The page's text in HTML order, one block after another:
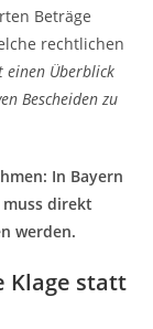
Beträge
rechtlichen
einen Überblick
Bescheiden zu
In Bayern
direkt
werden.
Klage statt